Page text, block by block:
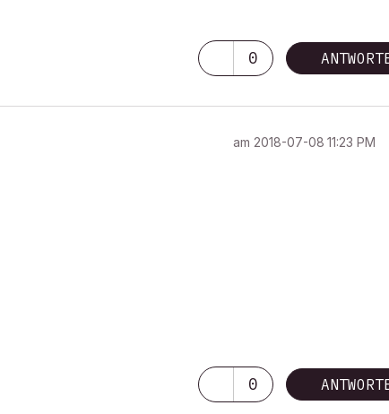
0
am ‎2018-07-08 11:23 PM
0